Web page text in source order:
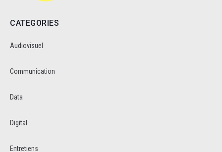
CATEGORIES
Audiovisuel
Communication
Data
Digital
Entretiens